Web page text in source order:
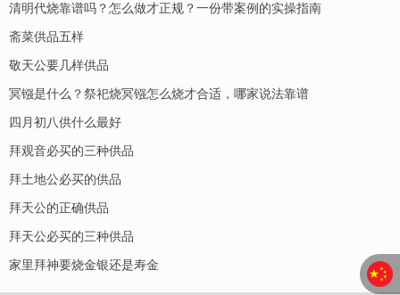
清明代烧靠谱吗？怎么做才正规？一份带案例的实操指南
斋菜供品五样
敬天公要几样供品
冥镪是什么？祭祀烧冥镪怎么烧才合适，哪家说法靠谱
四月初八供什么最好
拜观音必买的三种供品
拜土地公必买的供品
拜天公的正确供品
拜天公必买的三种供品
家里拜神要烧金银还是寿金